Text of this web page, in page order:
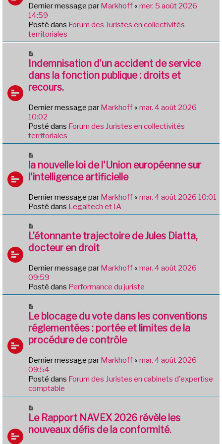
g
e
a
u
m
e
a
g
e
Dernier message par Markhoff« mer. 5 août 2026
14:59
Posté dans Forum des Juristes en collectivités
territoriales
o
u
v
e
u
m
e
s
s
g
e
Indemnisation d’un accident de service
dans la fonction publique : droits et
recours.
Dernier message par Markhoff« mar. 4 août 2026
10:02
Posté dans Forum des Juristes en collectivités
territoriales
o
u
v
a
u
s
s
g
e
la nouvelle loi de l'Union européenne sur
l'intelligence artificielle
Dernier message par Markhoff« mar. 4 août 2026 10:01
Posté dans Legaltech et IA
o
u
v
a
u
m
s
a
g
L’étonnante trajectoire de Jules Diatta,
docteur en droit
Dernier message par Markhoff« mar. 4 août 2026
09:59
Posté dans Performance du juriste
o
u
v
e
u
m
e
s
s
g
e
Le blocage du vote dans les conventions
réglementées : portée et limites de la
procédure de contrôle
Dernier message par Markhoff« mar. 4 août 2026
09:54
Posté dans Forum des Juristes en cabinets d'expertise
comptable
o
u
v
Le Rapport NAVEX 2026 révèle les
nouveaux défis de la conformité.